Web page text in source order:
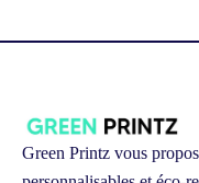
Green Printz vous